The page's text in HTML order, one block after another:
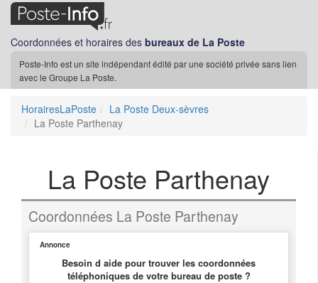
Coordonnées et horaires des bureaux de La Poste
Poste-Info est un site indépendant édité par une société privée sans lien
avec le Groupe La Poste.
HorairesLaPoste
La Poste Deux-sèvres
La Poste Parthenay
La Poste Parthenay
Coordonnées La Poste Parthenay
Annonce
Besoin d aide pour trouver les coordonnées
téléphoniques de votre bureau de poste ?